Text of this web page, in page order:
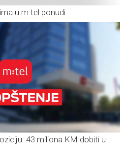
u m:tel ponudi
43 miliona KM dobiti u